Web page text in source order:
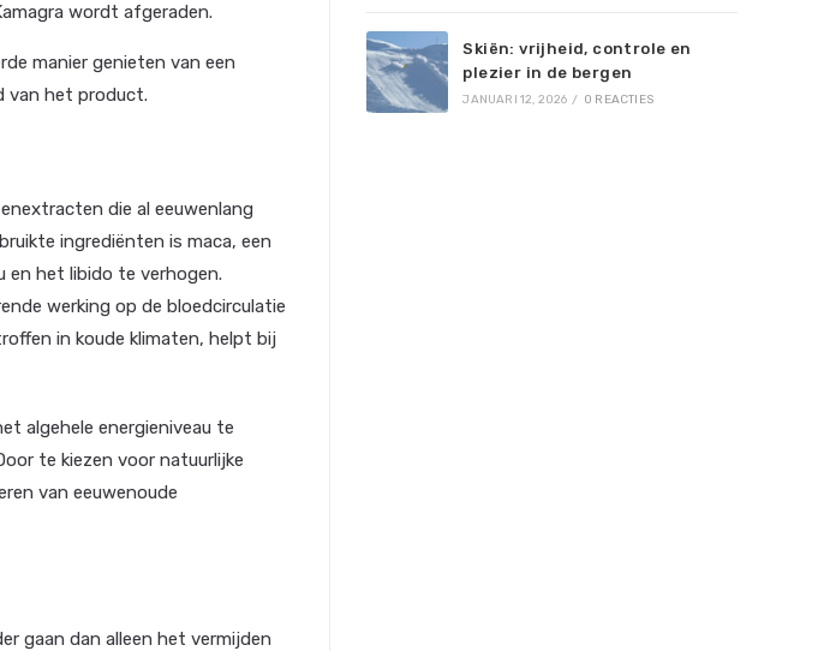
wordt afgeraden.
manier genieten van een
van het product.
die al eeuwenlang
ingrediënten is maca, een
en het libido te verhogen.
werking op de bloedcirculatie
in koude klimaten, helpt bij
algehele energieniveau te
te kiezen voor natuurlijke
van eeuwenoude
gaan dan alleen het vermijden
Skiën: vrijheid, controle en
plezier in de bergen
JANUARI 12, 2026 / 0 REACTIES